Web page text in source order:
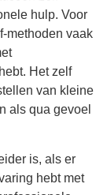
hulp. Voor
methoden vaak
Het zelf
van kleine
als qua gevoel
is, als er
hebt met